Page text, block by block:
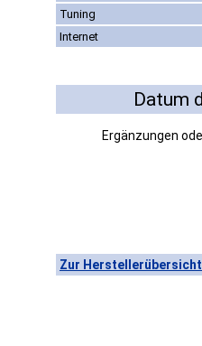
Tuning
Internet
Datum
Ergänzungen
Zur Herstellerübersicht